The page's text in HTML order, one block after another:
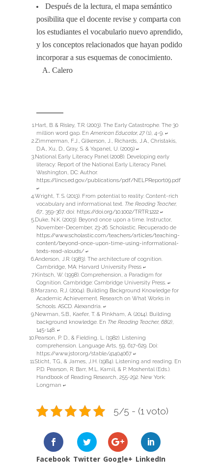
Después de la lectura, el mapa semántico
posibilita que el docente revise y comparta con
los estudiantes el vocabulario nuevo aprendido,
y los conceptos relacionados que hayan podido
incorporar a sus esquemas de conocimiento.
A. Calero
Hart, B. & Risley, T.R. (2003). The Early Catastrophe. The 30
million word gap. EnAmerican Educator, 27 (1), 4-9. ↵
Zimmerman, F.J., Gilkerson, J., Richards, J.A., Christakis,
D.A., Xu, D., Gray, S. & Yapanel, U. (2009) ↵
National Early Literacy Panel (2008). Developing early
literacy: Report of the National Early Literacy Panel.
Washington, DC: Author.
https://lincs.ed.gov/publications/pdf/NELPReport09.pdf
↵
Wright, T. S. (2013). From potential to reality: Content-rich
vocabulary and informational text. The Reading Teacher,
67, 359-367. doi: https://doi.org/10.1002/TRTR.1222 ↵
Duke, N.K. (2003). Beyond once upon a time. Instructor,
November-December, 23-26. Scholastic. Recuperado de
https://www.scholastic.com/teachers/articles/teaching-
content/beyond-once-upon-time-using-informational-
texts-read-alouds/ ↵
Anderson, J.R. (1983). The architecture of cognition.
Cambridge, MA: Harvard University Press ↵
Kintsch, W. (1998). Comprehension, a Paradigm for
Cognition. Cambridge: Cambridge University Press. ↵
Marzano, R.J. (2004). Building Background Knowledge for
Academic Achievement. Research on What Works in
Schools. ASCD. Alexandria. ↵
Newman, S.B., Kaefer, T. & Pinkham, A. (2014). Building
background knowledge. En The Reading Teacher, 68(2),
145-148. ↵
Pearson, P. D., & Fielding, L. (1982). Listening
comprehension. Language Arts, 59, 617-629. Doi:
https://www.jstor.org/stable/41404067 ↵
Sticht, T.G., & James, J.H. (1984). Listening and reading. En
P.D. Pearson, R. Barr, M.L. Kamil, & P. Moshental (Eds.).
Handbook of Reading Research, 255-292. New York:
Longman ↵
5/5 - (1 voto)
Facebook Twitter Google+ LinkedIn